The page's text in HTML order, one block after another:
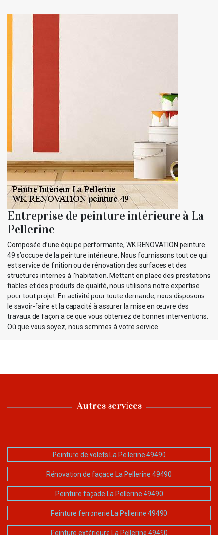
Entreprise de peinture intérieure à La
Pellerine
Composée d’une équipe performante, WK RENOVATION peinture
49 s’occupe de la peinture intérieure. Nous fournissons tout ce qui
est service de finition ou de rénovation des surfaces et des
structures internes à l’habitation. Mettant en place des prestations
fiables et des produits de qualité, nous utilisons notre expertise
pour tout projet. En activité pour toute demande, nous disposons
le savoir-faire et la capacité à assurer la mise en œuvre des
travaux de façon à ce que vous obteniez de bonnes interventions.
Où que vous soyez, nous sommes à votre service.
Autres services
Peinture de volets La Pellerine 49490
Rénovation de façade La Pellerine 49490
Peinture façade La Pellerine 49490
Peinture ferronerie La Pellerine 49490
Peinture extérieure La Pellerine 49490